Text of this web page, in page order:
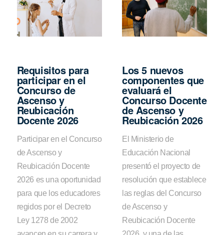
Requisitos para
participar en el
Concurso de
Ascenso y
Reubicación
Docente 2026
Participar en el Concurso
de Ascenso y
Reubicación Docente
2026 es una oportunidad
para que los educadores
regidos por el Decreto
Ley 1278 de 2002
Los 5 nuevos
componentes que
evaluará el
Concurso Docente
de Ascenso y
Reubicación 2026
El Ministerio de
Educación Nacional
presentó el proyecto de
resolución que establece
las reglas del Concurso
de Ascenso y
Reubicación Docente